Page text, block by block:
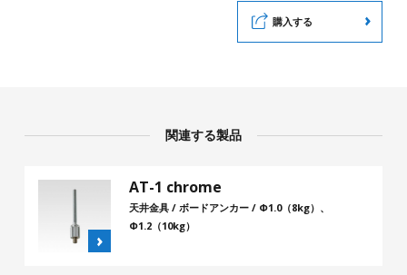
購入する
関連する製品
AT-1 chrome
天井金具 / ボードアンカー / Φ1.0（8kg）、
Φ1.2（10kg）